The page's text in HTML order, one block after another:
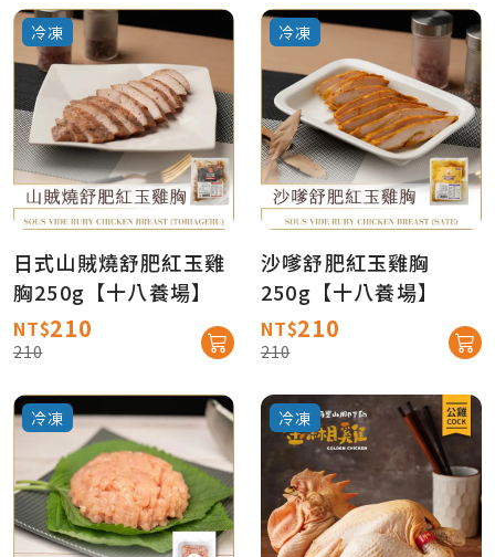
冷凍
日式山賊燒舒肥紅玉雞
胸250g【十八養場】
NT$210
210
冷凍
沙嗲舒肥紅玉雞胸
250g【十八養場】
NT$210
210
冷凍 冷凍